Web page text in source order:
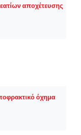
αποχέτευσης
όχημα